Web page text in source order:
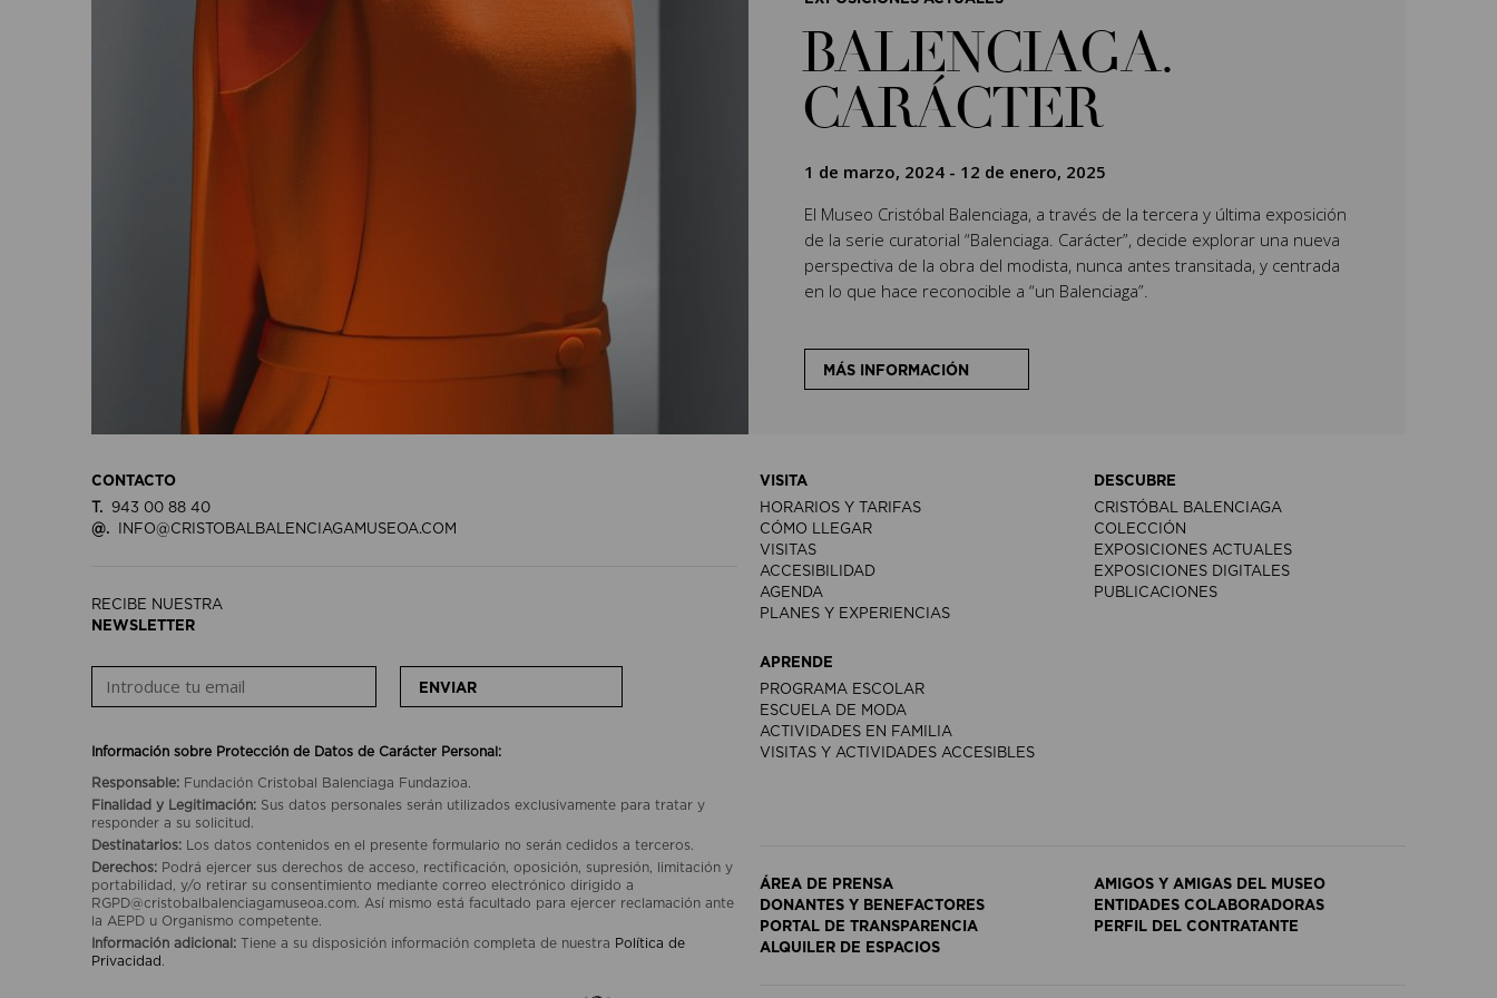
BALENCIAGA.
CARÁCTER
1 de marzo, 2024 - 12 de enero, 2025
El Museo Cristóbal Balenciaga, a través de la tercera y última exposición
de la serie curatorial “Balenciaga. Carácter”, decide explorar una nueva
perspectiva de la obra del modista, nunca antes transitada, y centrada
en lo que hace reconocible a “un Balenciaga”.
MÁS INFORMACIÓN
CONTACTO
T.
943 00 88 40
@.
INFO@CRISTOBALBALENCIAGAMUSEOA.COM
RECIBE NUESTRA
NEWSLETTER
ENVIAR
Información sobre Protección de Datos de Carácter Personal:
Responsable: Fundación Cristobal Balenciaga Fundazioa.
Finalidad y Legitimación: Sus datos personales serán utilizados exclusivamente para tratar y
responder a su solicitud.
Destinatarios:
Los datos contenidos en el presente formulario no serán cedidos a terceros.
Derechos: Podrá ejercer sus derechos de acceso, rectificación, oposición, supresión, limitación y
portabilidad, y/o retirar su consentimiento mediante correo electrónico dirigido a
RGPD@cristobalbalenciagamuseoa.com. Así mismo está facultado para ejercer reclamación ante
la AEPD u Organismo competente.
Información adicional: Tiene a su disposición información completa de nuestra Política de
Privacidad .
VISITA
HORARIOS Y TARIFAS
CÓMO LLEGAR
VISITAS
ACCESIBILIDAD
AGENDA
PLANES Y EXPERIENCIAS
DESCUBRE
CRISTÓBAL BALENCIAGA
COLECCIÓN
EXPOSICIONES ACTUALES
EXPOSICIONES DIGITALES
PUBLICACIONES
APRENDE
PROGRAMA ESCOLAR
ESCUELA DE MODA
ACTIVIDADES EN FAMILIA
VISITAS Y ACTIVIDADES ACCESIBLES
ÁREA DE PRENSA
AMIGOS Y AMIGAS DEL MUSEO
DONANTES Y BENEFACTORES
ENTIDADES COLABORADORAS
PORTAL DE TRANSPARENCIA
PERFIL DEL CONTRATANTE
ALQUILER DE ESPACIOS